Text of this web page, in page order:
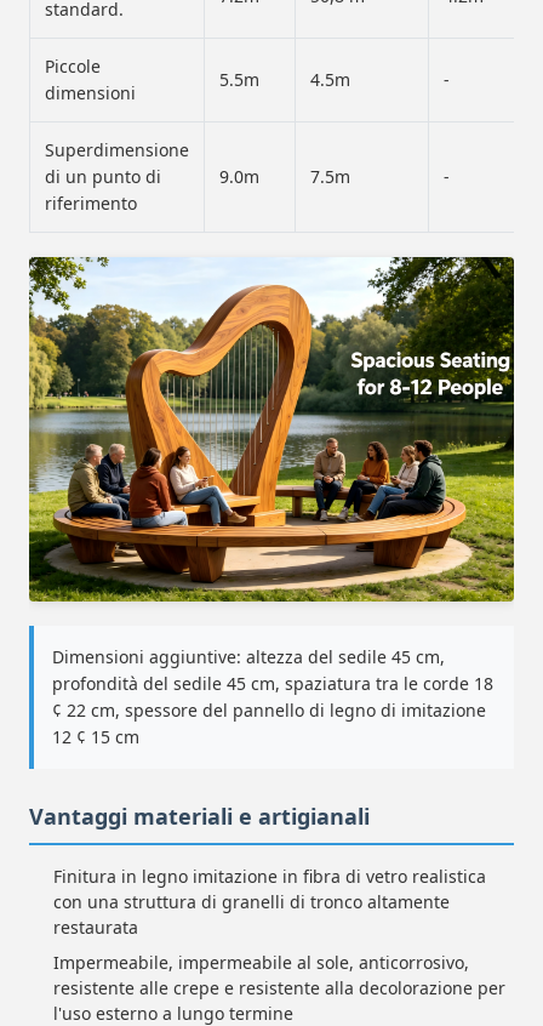
standard.
Piccole
dimensioni
5.5m 4.5m -
Superdimensione
di un punto di
riferimento
9.0m 7.5m -
Dimensioni aggiuntive: altezza del sedile 45 cm,
profondità del sedile 45 cm, spaziatura tra le corde 18
¢ 22 cm, spessore del pannello di legno di imitazione
12 ¢ 15 cm
Vantaggi materiali e artigianali
Finitura in legno imitazione in fibra di vetro realistica
con una struttura di granelli di tronco altamente
restaurata
Impermeabile, impermeabile al sole, anticorrosivo,
resistente alle crepe e resistente alla decolorazione per
l'uso esterno a lungo termine